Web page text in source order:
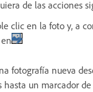
de las acciones
clic en la foto y, a
fotografía nueva
hasta un marcador